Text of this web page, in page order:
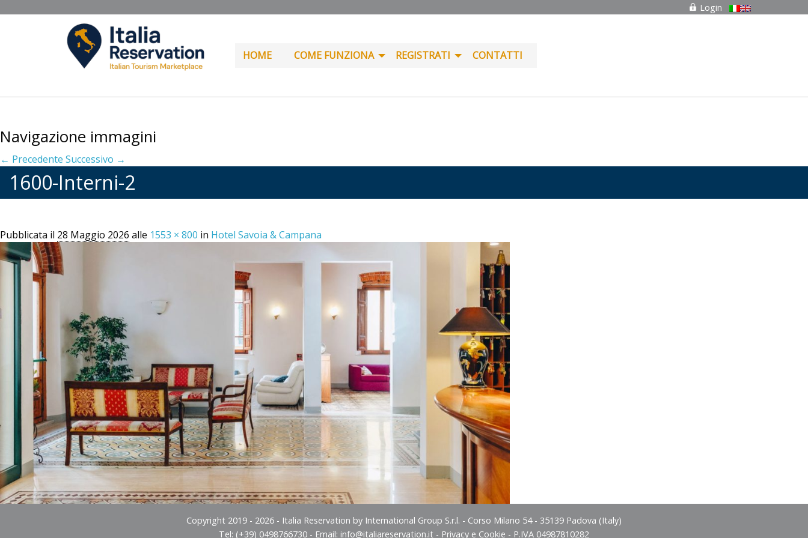
Login
HOME COME FUNZIONA REGISTRATI CONTATTI
Navigazione immagini
← Precedente Successivo →
1600-Interni-2
Pubblicata il 28 Maggio 2026 alle 1553 × 800 in Hotel Savoia & Campana
Copyright 2019 - 2026 - Italia Reservation by International Group S.r.l. - Corso Milano 54 - 35139 Padova (Italy)
Tel: (+39) 0498766730 - Email: info@italiareservation.it - Privacy e Cookie - P.IVA 04987810282